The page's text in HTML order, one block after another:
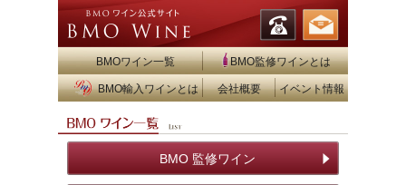
BMOワイン一覧 BMO監修ワインとは
BMO輸入ワインとは 会社概要 イベント情報
BMO 監修ワイン